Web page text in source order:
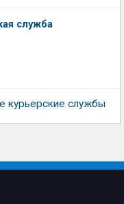
служба
курьерские службы